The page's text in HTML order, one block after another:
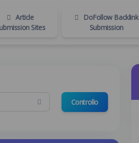
Article
Sites
DoFollow Backlink
Submission
Controllo